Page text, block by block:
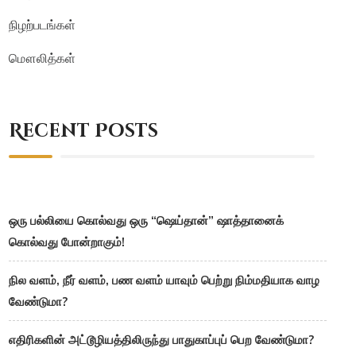
நிழற்படங்கள்
மௌலித்கள்
Recent Posts
ஒரு பல்லியை கொல்வது ஒரு “ஷெய்தான்” ஷாத்தானைக்
கொல்வது போன்றாகும்!
நில வளம், நீர் வளம், பண வளம் யாவும் பெற்று நிம்மதியாக வாழ
வேண்டுமா?
எதிரிகளின் அட்டூழியத்திலிருந்து பாதுகாப்புப் பெற வேண்டுமா?